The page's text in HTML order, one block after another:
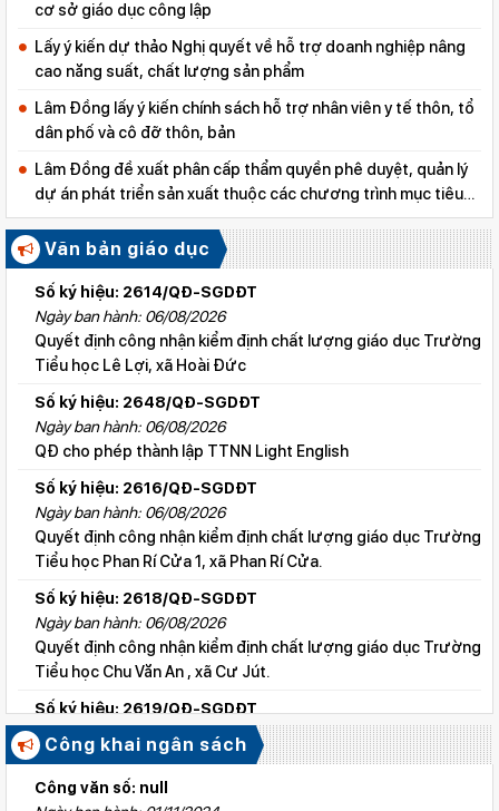
cơ sở giáo dục công lập
Lấy ý kiến dự thảo Nghị quyết về hỗ trợ doanh nghiệp nâng
cao năng suất, chất lượng sản phẩm
Lâm Đồng lấy ý kiến chính sách hỗ trợ nhân viên y tế thôn, tổ
dân phố và cô đỡ thôn, bản
Lâm Đồng đề xuất phân cấp thẩm quyền phê duyệt, quản lý
dự án phát triển sản xuất thuộc các chương trình mục tiêu
quốc gia
Văn bản giáo dục
Số ký hiệu: 2614/QĐ-SGDĐT
Ngày ban hành: 06/08/2026
Quyết định công nhận kiểm định chất lượng giáo dục Trường
Tiểu học Lê Lợi, xã Hoài Đức
Số ký hiệu: 2648/QĐ-SGDĐT
Ngày ban hành: 06/08/2026
QĐ cho phép thành lập TTNN Light English
Số ký hiệu: 2616/QĐ-SGDĐT
Ngày ban hành: 06/08/2026
Quyết định công nhận kiểm định chất lượng giáo dục Trường
Tiểu học Phan Rí Cửa 1, xã Phan Rí Cửa.
Số ký hiệu: 2618/QĐ-SGDĐT
Ngày ban hành: 06/08/2026
Quyết định công nhận kiểm định chất lượng giáo dục Trường
Tiểu học Chu Văn An , xã Cư Jút.
Số ký hiệu: 2619/QĐ-SGDĐT
Ngày ban hành: 06/08/2026
Quyết định công nhận kiểm định chất lượng giáo dục Trường
Tiểu học Lý Tự Trọng , xã Cư Jút.
Công khai ngân sách
Công văn số: null